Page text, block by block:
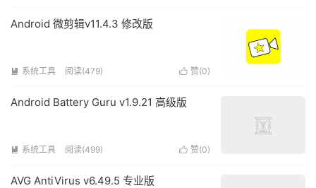
Android 微剪辑v11.4.3 修改版
 赞(0)
 系统工具 阅读(479)
Android Battery Guru v1.9.21 高级版
 赞(0)
 系统工具 阅读(499)
AVG AntiVirus v6.49.5 专业版